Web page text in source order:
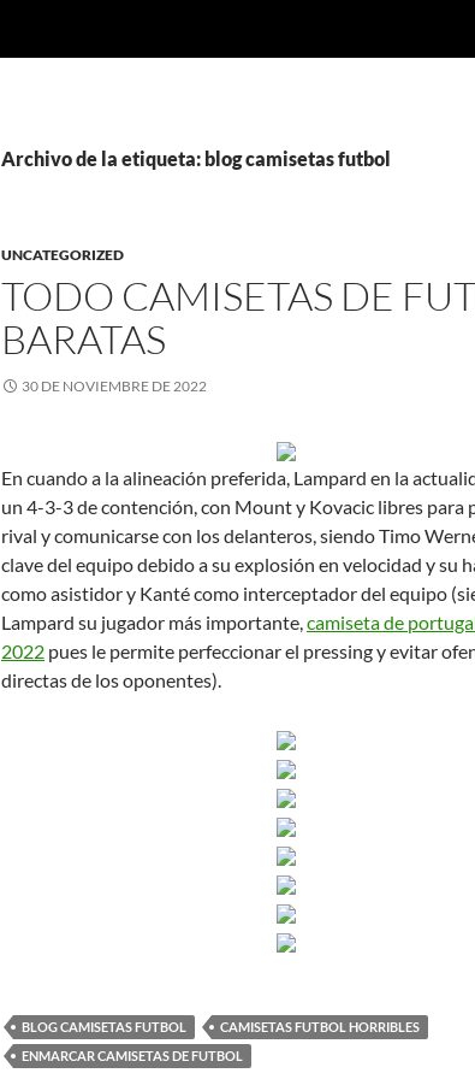
Archivo de la etiqueta: blog camisetas futbol
UNCATEGORIZED
TODO CAMISETAS DE
BARATAS
30 DE NOVIEMBRE DE 2022
En cuando a la alineación preferida, Lampard en la
un 4-3-3 de contención, con Mount y Kovacic libres para
rival y comunicarse con los delanteros, siendo Timo
clave del equipo debido a su explosión en velocidad y su
como asistidor y Kanté como interceptador del equipo
Lampard su jugador más importante,camiseta de
2022 pues le permite perfeccionar el pressing y evitar
directas de los oponentes).
BLOG CAMISETAS FUTBOL
CAMISETAS FUTBOL HORRIBLES
ENMARCAR CAMISETAS DE FUTBOL